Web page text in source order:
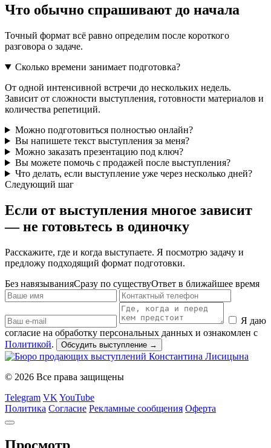
Что обычно спрашивают до начала
Точный формат всё равно определим после короткого
разговора о задаче.
Сколько времени занимает подготовка?
От одной интенсивной встречи до нескольких недель.
Зависит от сложности выступления, готовности материалов и
количества репетиций.
Можно подготовиться полностью онлайн?
Вы напишете текст выступления за меня?
Можно заказать презентацию под ключ?
Вы можете помочь с продажей после выступления?
Что делать, если выступление уже через несколько дней?
Следующий шаг
Если от выступления многое зависит
— не готовьтесь в одиночку
Расскажите, где и когда выступаете. Я посмотрю задачу и
предложу подходящий формат подготовки.
Без навязыванияСразу по существуОтвет в ближайшее время
Я даю
согласие на обработку персональных данных и ознакомлен с
Политикой. Обсудить выступление →
© 2026 Все права защищены
Telegram VK YouTube
Политика Согласие Рекламные сообщения Оферта
Просмотр